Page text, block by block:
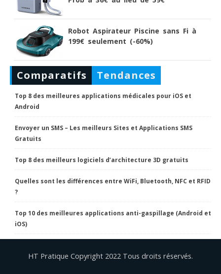
Robot Aspirateur Piscine sans Fi à
199€ seulement (-60%)
Comparatifs Tendances
Top 8 des meilleures applications médicales pour iOS et
Android
Envoyer un SMS – Les meilleurs Sites et Applications SMS
Gratuits
Top 8 des meilleurs logiciels d’architecture 3D gratuits
Quelles sont les différences entre WiFi, Bluetooth, NFC et RFID
?
Top 10 des meilleures applications anti-gaspillage (Android et
iOS)
HT Pratique Copyright 2022 Tous droits réservés.